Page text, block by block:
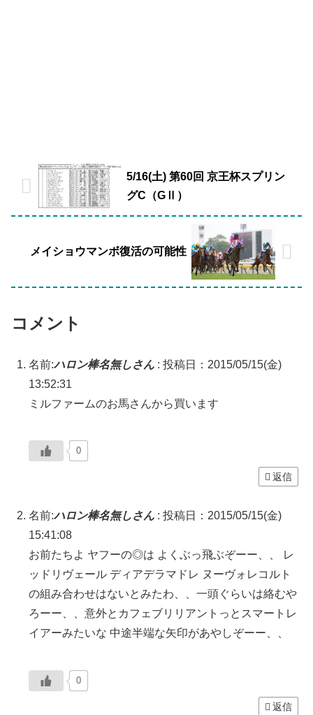
5/16(土) 第60回 京王杯スプリン
グC（GⅡ）
メイショウマンボ復活の可能性
コメント
名前:ハロン棒名無しさん : 投稿日：2015/05/15(金)
13:52:31
ミルファームのお馬さんから買います
0
返信
名前:ハロン棒名無しさん : 投稿日：2015/05/15(金)
15:41:08
お前たちよ ヤフーの◎は よくぶっ飛ぶぞーー、、 レ
ッドリヴェール ディアデラマドレ ヌーヴォレコルト
の組み合わせはないとみたわ、、一頭ぐらいは絡むや
ろーー、、意外とカフェブリリアントっとスマートレ
イアーみたいな 中途半端な矢印があやしぞーー、、
0
返信